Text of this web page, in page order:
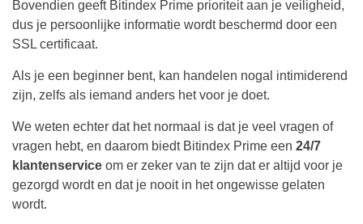
Bovendien geeft Bitindex Prime prioriteit aan je veiligheid,
dus je persoonlijke informatie wordt beschermd door een
SSL certificaat.
Als je een beginner bent, kan handelen nogal intimiderend
zijn, zelfs als iemand anders het voor je doet.
We weten echter dat het normaal is dat je veel vragen of
vragen hebt, en daarom biedt Bitindex Prime een 24/7
klantenservice om er zeker van te zijn dat er altijd voor je
gezorgd wordt en dat je nooit in het ongewisse gelaten
wordt.